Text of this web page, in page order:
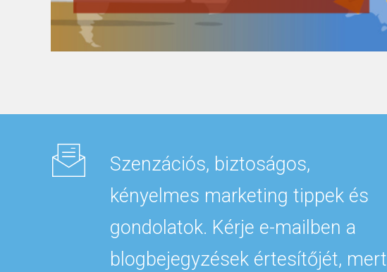
Szenzációs, biztoságos,
kényelmes marketing tippek és
gondolatok. Kérje e-mailben a
blogbejegyzések értesítőjét, mert